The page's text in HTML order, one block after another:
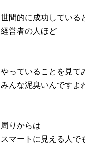
世間的に成功している
経営者の人ほど
やっていることを見て
みんな泥臭いんですよ
周りからは
スマートに見える人で